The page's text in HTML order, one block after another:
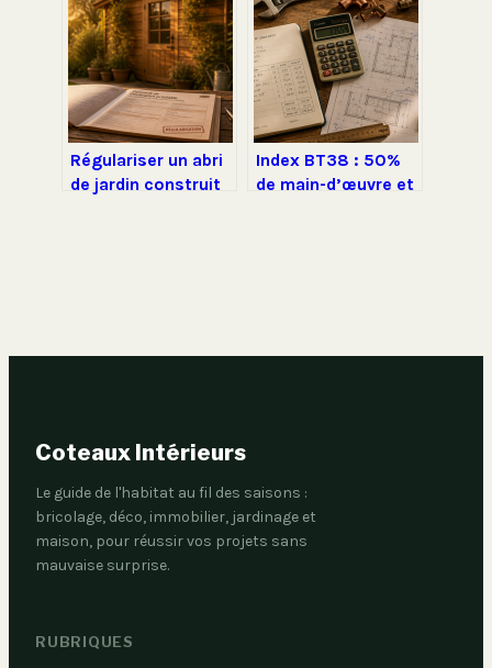
prêt à l’emploi
autonomie au
quotidien
Régulariser un abri
de jardin construit
Index BT38 : 50%
de main-d’œuvre et
Coteaux Intérieurs
Le guide de l'habitat au fil des saisons :
bricolage, déco, immobilier, jardinage et
maison, pour réussir vos projets sans
mauvaise surprise.
RUBRIQUES